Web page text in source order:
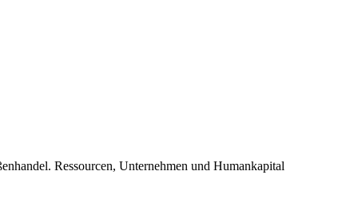
Ressourcen, Unternehmen und Humankapital